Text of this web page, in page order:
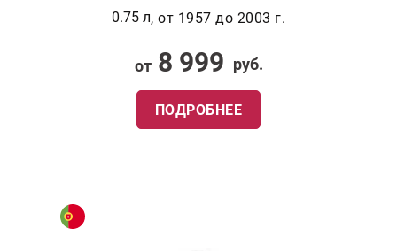
0.75 л, от 1957 до 2003 г.
от8 999 руб.
ПОДРОБНЕЕ